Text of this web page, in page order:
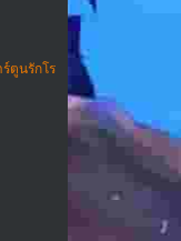
ร์ตูนรักโร